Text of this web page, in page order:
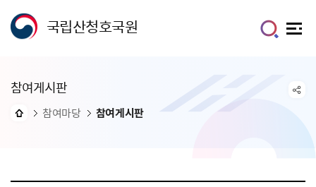
국립산청호국원
참여게시판
참여마당 참여게시판